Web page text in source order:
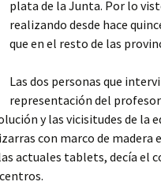
plata de la Junta. Por lo
realizando desde hace
que en el resto de las
Las dos personas que
representación del
y las vicisitudes de la
con marco de madera
actuales tablets, decía el